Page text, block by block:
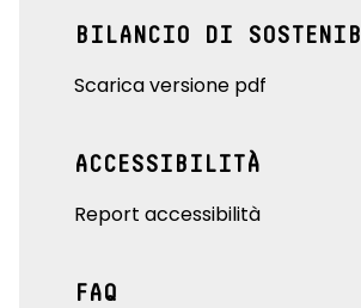
BILANCIO DI
Scarica versione pdf
ACCESSIBILITÀ
Report accessibilità
FAQ